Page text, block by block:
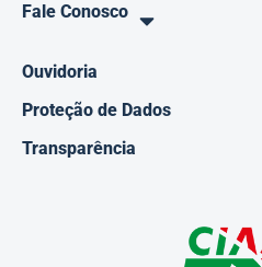
Fale Conosco
Ouvidoria
Proteção de Dados
Transparência